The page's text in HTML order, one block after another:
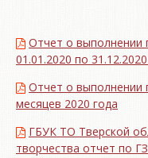
Отчет о выполнении
01.01.2020 по 31.12.2020
Отчет о выполнении
месяцев 2020 года
ГБУК ТО Тверской
творчества отчет по